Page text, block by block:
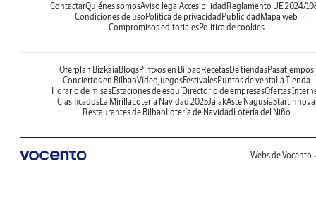
ContactarQuiénes somosAviso legal Accesibilidad Reglamento UE 2024/
Condiciones de uso Política de privacidad Publicidad Mapa web
Compromisos editorialesPolítica de cookies
Oferplan Bizkaia BlogsPintxos en Bilbao RecetasDe tiendasPasatiempos
Conciertos en BilbaoVideojuegosFestivalesPuntos de venta La Tienda
Horario de misasEstaciones de esquíDirectorio de empresasOfertas
ClasificadosLa Mirilla Lotería Navidad 2025JaiakAste NagusiaStartinnova
Restaurantes de Bilbao Lotería de Navidad Lotería del Niño
Webs de Vocento